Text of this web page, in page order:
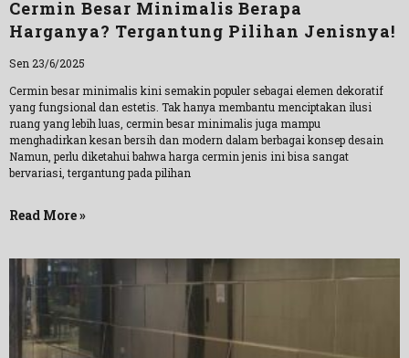
Cermin Besar Minimalis Berapa
Harganya? Tergantung Pilihan Jenisnya!
Sen 23/6/2025
Cermin besar minimalis kini semakin populer sebagai elemen dekoratif
yang fungsional dan estetis. Tak hanya membantu menciptakan ilusi
ruang yang lebih luas, cermin besar minimalis juga mampu
menghadirkan kesan bersih dan modern dalam berbagai konsep desain
Namun, perlu diketahui bahwa harga cermin jenis ini bisa sangat
bervariasi, tergantung pada pilihan
Read More »